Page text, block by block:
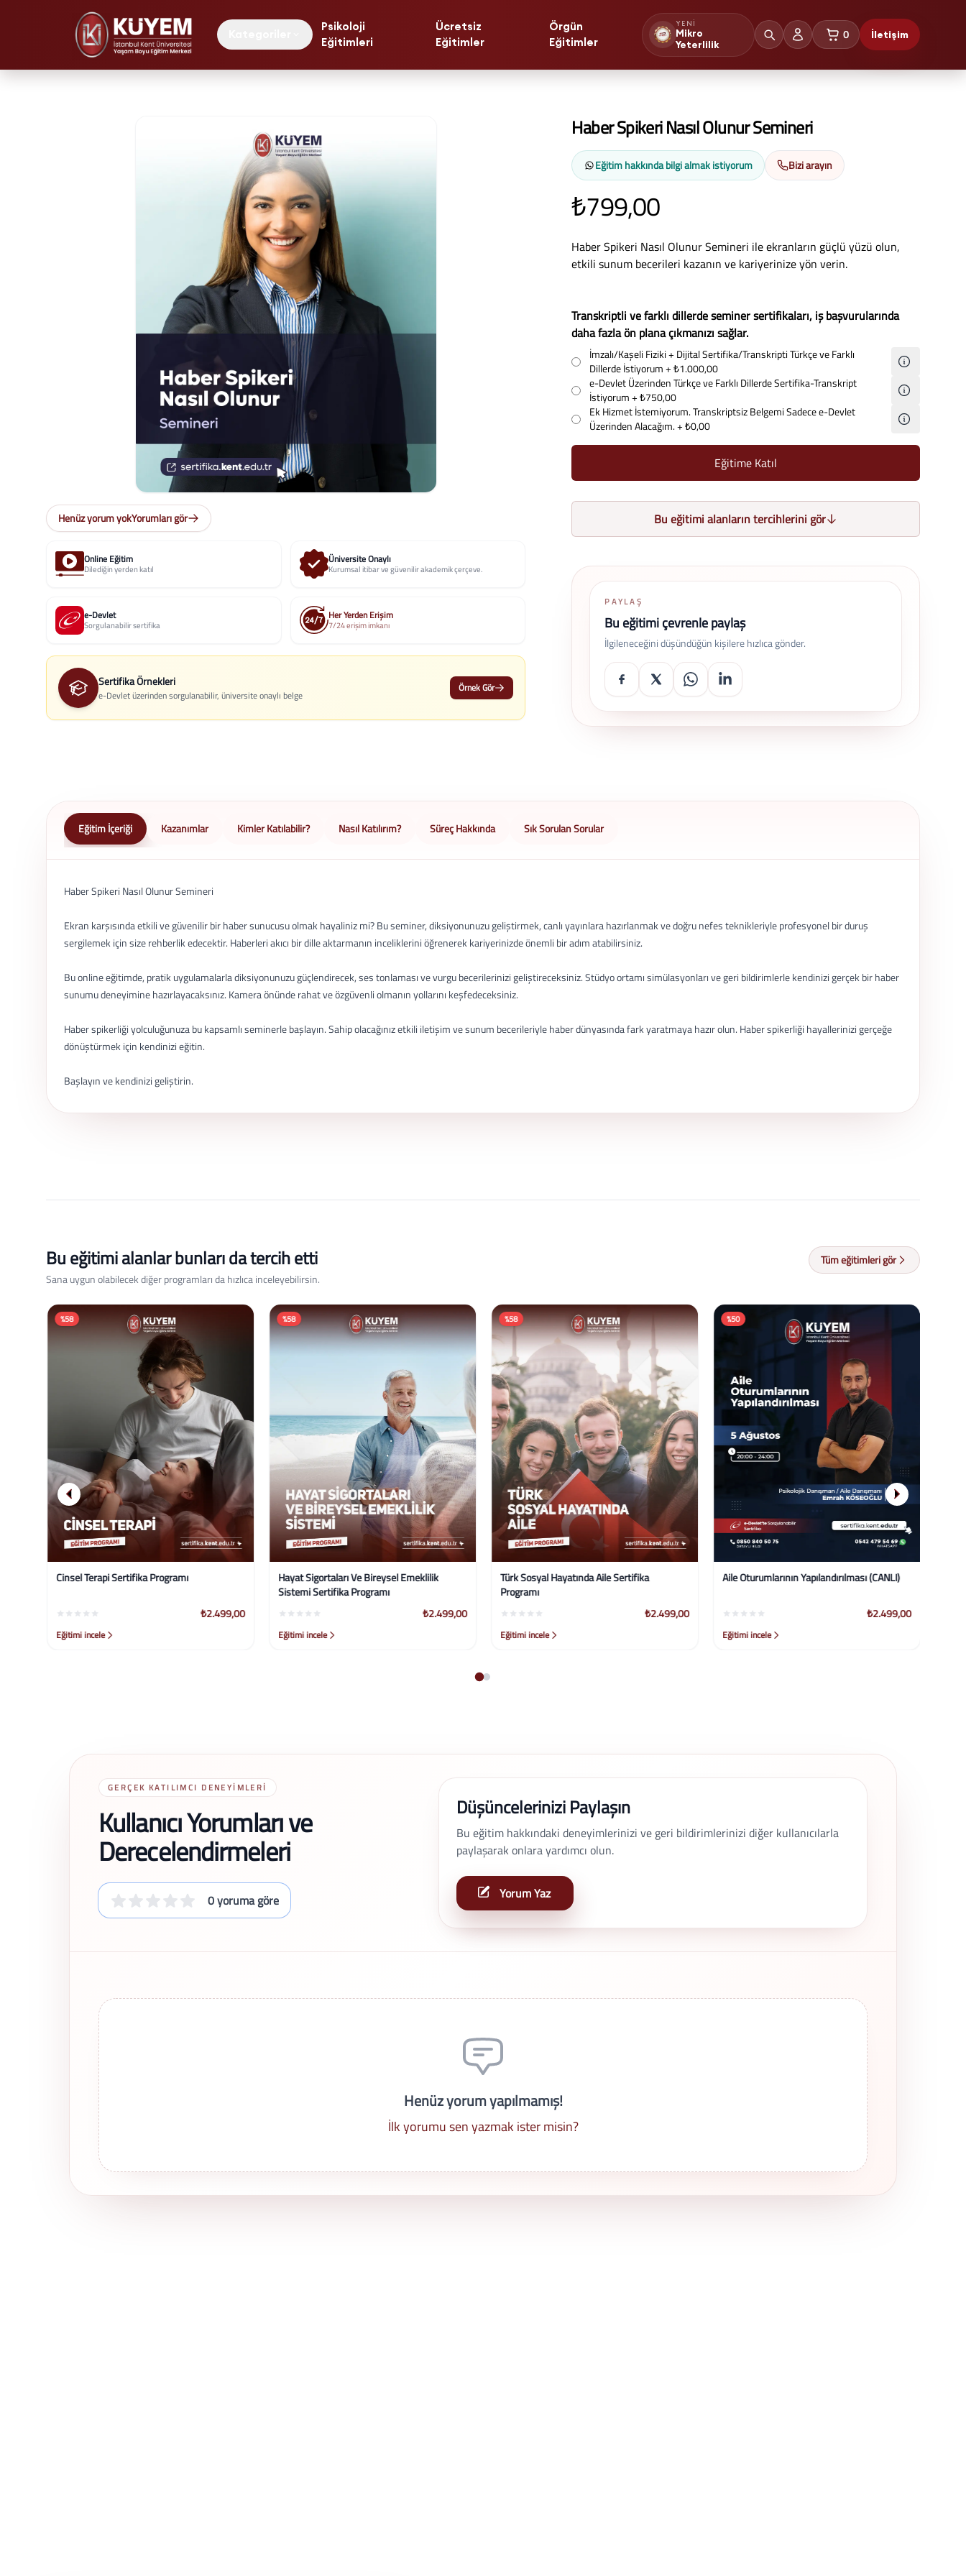
Psikoloji
Eğitimleri
Ücretsiz
Eğitimler
Örgün
Eğitimler
YENI
Mikro
Yeterlilik
0
sepetteki ürünler
İletişim
Henüz yorum yokYorumları gör
Online Eğitim
Dilediğin yerden katıl
Üniversite Onaylı
Kurumsal itibar ve güvenilir akademik çerçeve.
e-Devlet
Sorgulanabilir sertifika
Her Yerden Erişim
7/24 erişim imkanı
Sertifika Örnekleri
e-Devlet üzerinden sorgulanabilir, üniversite onaylı belge
Örnek Gör
Haber Spikeri Nasıl Olunur Semineri
Eğitim hakkında bilgi almak istiyorum Bizi arayın
₺799,00
Haber Spikeri Nasıl Olunur Semineri ile ekranların güçlü yüzü olun,
etkili sunum becerileri kazanın ve kariyerinize yön verin.
Transkriptli ve farklı dillerde seminer sertifikaları, iş başvurularında
daha fazla ön plana çıkmanızı sağlar.
İmzalı/Kaşeli Fiziki + Dijital Sertifika/Transkripti Türkçe ve Farklı
Dillerde İstiyorum+ ₺1.000,00
e-Devlet Üzerinden Türkçe ve Farklı Dillerde Sertifika-Transkript
İstiyorum+ ₺750,00
Ek Hizmet İstemiyorum. Transkriptsiz Belgemi Sadece e-Devlet
Üzerinden Alacağım.+ ₺0,00
Eğitime Katıl
Bu eğitimi alanların tercihlerini gör
PAYLAŞ
Bu eğitimi çevrenle paylaş
İlgileneceğini düşündüğün kişilere hızlıca gönder.
Eğitim İçeriği Kazanımlar Kimler Katılabilir? Nasıl Katılırım? Süreç Hakkında Sık Sorulan Sorular
Haber Spikeri Nasıl Olunur Semineri
Ekran karşısında etkili ve güvenilir bir haber sunucusu olmak hayaliniz mi? Bu seminer, diksiyonunuzu geliştirmek, canlı yayınlara hazırlanmak ve doğru nefes teknikleriyle profesyonel bir duruş
sergilemek için size rehberlik edecektir. Haberleri akıcı bir dille aktarmanın inceliklerini öğrenerek kariyerinizde önemli bir adım atabilirsiniz.
Bu online eğitimde, pratik uygulamalarla diksiyonunuzu güçlendirecek, ses tonlaması ve vurgu becerilerinizi geliştireceksiniz. Stüdyo ortamı simülasyonları ve geri bildirimlerle kendinizi gerçek bir haber
sunumu deneyimine hazırlayacaksınız. Kamera önünde rahat ve özgüvenli olmanın yollarını keşfedeceksiniz.
Haber spikerliği yolculuğunuza bu kapsamlı seminerle başlayın. Sahip olacağınız etkili iletişim ve sunum becerileriyle haber dünyasında fark yaratmaya hazır olun. Haber spikerliği hayallerinizi gerçeğe
dönüştürmek için kendinizi eğitin.
Başlayın ve kendinizi geliştirin.
Bu eğitimi alanlar bunları da tercih etti
Sana uygun olabilecek diğer programları da hızlıca inceleyebilirsin.
Tüm eğitimleri gör
%58
Cinsel Terapi Sertifika Programı
₺2.499,00
Eğitimi incele
%58
Hayat Sigortaları Ve Bireysel Emeklilik
Sistemi Sertifika Programı
₺2.499,00
Eğitimi incele
%58
Türk Sosyal Hayatında Aile Sertifika
Programı
₺2.499,00
Eğitimi incele
%50
Aile Oturumlarının Yapılandırılması (CANLI)
₺2.499,00
Eğitimi incele
GERÇEK KATILIMCI DENEYIMLERI
Kullanıcı Yorumları ve
Derecelendirmeleri
0 yoruma göre
Düşüncelerinizi Paylaşın
Bu eğitim hakkındaki deneyimlerinizi ve geri bildirimlerinizi diğer kullanıcılarla
paylaşarak onlara yardımcı olun.
Yorum Yaz
Son Yorumlar
Henüz yorum yapılmamış!
İlk yorumu sen yazmak ister misin?